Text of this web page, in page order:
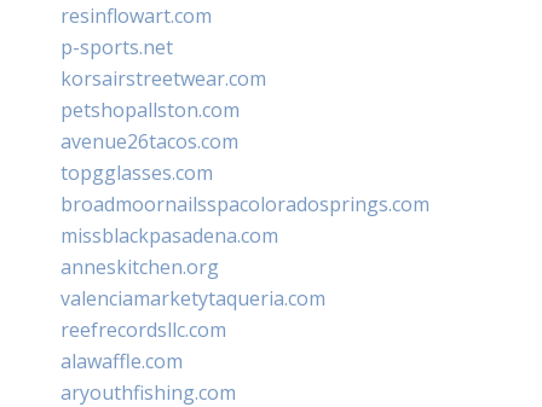
resinflowart.com
p-sports.net
korsairstreetwear.com
petshopallston.com
avenue26tacos.com
topgglasses.com
broadmoornailsspacoloradosprings.com
missblackpasadena.com
anneskitchen.org
valenciamarketytaqueria.com
reefrecordsllc.com
alawaffle.com
aryouthfishing.com